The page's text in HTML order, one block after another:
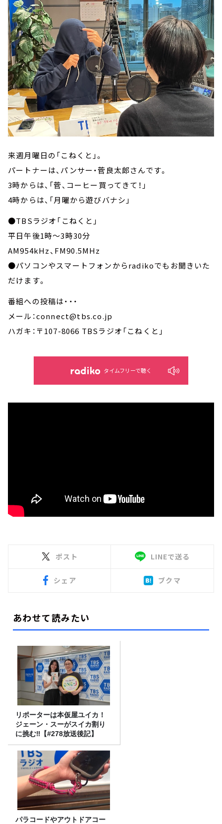
来週月曜日の「こねくと」。
パートナーは、パンサー・菅良太郎さんです。
3時からは、「菅、コーヒー買ってきて！」
4時からは、「月曜から遊びバナシ」
●TBSラジオ「こねくと」
平日午後1時～3時30分
AM954kHz、FM90.5MHz
●パソコンやスマートフォンからradikoでもお聞きいた
だけます。
番組への投稿は・・・
メール：connect@tbs.co.jp
ハガキ：〒107-8066 TBSラジオ「こねくと」
タイムフリーで聴く
ポスト LINEで送る
シェア ブクマ
あわせて読みたい
リポーターは本仮屋ユイカ！
ジェーン・スーがスイカ割り
に挑む‼【#278放送後記】
パラコードやアウトドアコー